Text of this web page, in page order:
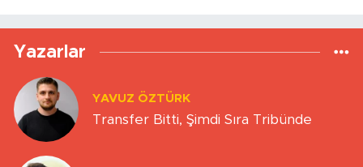
Yazarlar
YAVUZ ÖZTÜRK
Transfer Bitti, Şimdi Sıra Tribünde